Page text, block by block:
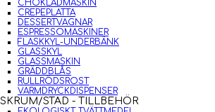
CHOKLADMASKIN
CREPEPLATTA
DESSERTVAGNAR
ESPRESSOMASKINER
FLASKKYL-UNDERBÄNK
GLASSKYL
GLASSMASKIN
GRÄDDBLÅS
RULLRÖDSROST
VARMDRYCKDISPENSER
STÄD - TILLBEHÖR